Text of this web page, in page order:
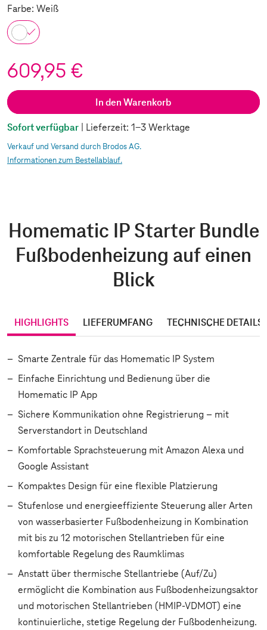
Farbe: Weiß
609,95 €
In den Warenkorb
Sofort verfügbar | Lieferzeit: 1-3 Werktage
Verkauf und Versand durch Brodos AG.
Informationen zum Bestellablauf.
Homematic IP Starter Bundle
Fußbodenheizung auf einen
Blick
HIGHLIGHTS LIEFERUMFANG TECHNISCHE DETAILS
Smarte Zentrale für das Homematic IP System
Einfache Einrichtung und Bedienung über die
Homematic IP App
Sichere Kommunikation ohne Registrierung – mit
Serverstandort in Deutschland
Komfortable Sprachsteuerung mit Amazon Alexa und
Google Assistant
Kompaktes Design für eine flexible Platzierung
Stufenlose und energieeffiziente Steuerung aller Arten
von wasserbasierter Fußbodenheizung in Kombination
mit bis zu 12 motorischen Stellantrieben für eine
komfortable Regelung des Raumklimas
Anstatt über thermische Stellantriebe (Auf/Zu)
ermöglicht die Kombination aus Fußbodenheizungsaktor
und motorischen Stellantrieben (HMIP-VDMOT) eine
kontinuierliche, stetige Regelung der Fußbodenheizung.